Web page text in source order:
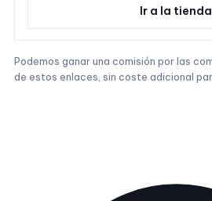
Ir a la tienda
Podemos ganar una comisión por las
de estos enlaces, sin coste adicional